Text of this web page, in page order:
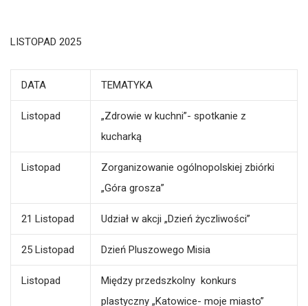
LISTOPAD 2025
DATA TEMATYKA
Listopad
„Zdrowie w kuchni”- spotkanie z
kucharką
Listopad
Zorganizowanie ogólnopolskiej zbiórki
„Góra grosza”
21 Listopad Udział w akcji „Dzień życzliwości”
25 Listopad Dzień Pluszowego Misia
Listopad
Między przedszkolny konkurs
plastyczny „Katowice- moje miasto”